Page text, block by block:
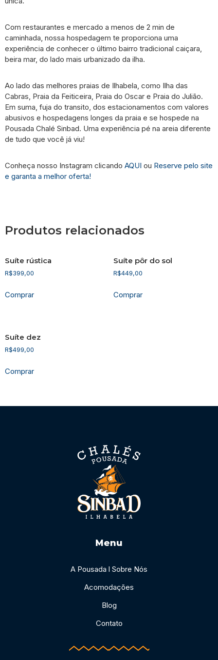
Com restaurantes e mercado a menos de 2 min de
caminhada, nossa hospedagem te proporciona uma
experiência de conhecer o último bairro tradicional caiçara,
beira mar, do lado mais urbanizado da ilha.
Ao lado das melhores praias de Ilhabela, como Ilha das
Cabras, Praia da Feiticeira, Praia do Oscar e Praia do Julião.
Em suma, fuja do transito, dos estacionamentos com valores
abusivos e hospedagens longes da praia e se hospede na
Pousada Chalé Sinbad. Uma experiência pé na areia diferente
de tudo que você já viu!
Conheça nosso Instagram clicando AQUI ou Reserve pelo site
e garanta a melhor oferta!
Produtos relacionados
Suíte rústica
R$399,00
Comprar
Suíte pôr do sol
R$449,00
Comprar
Suíte dez
R$499,00
Comprar
Menu
A Pousada l Sobre Nós
Acomodações
Blog
Contato